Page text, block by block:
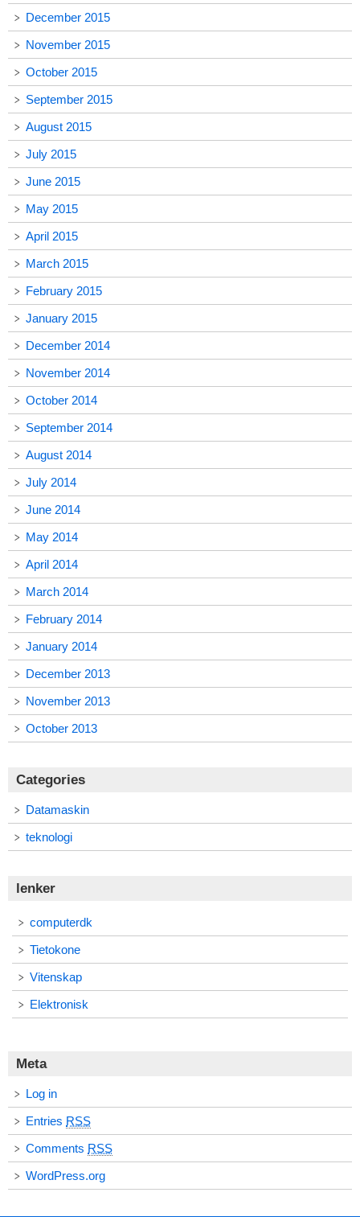
December 2015
November 2015
October 2015
September 2015
August 2015
July 2015
June 2015
May 2015
April 2015
March 2015
February 2015
January 2015
December 2014
November 2014
October 2014
September 2014
August 2014
July 2014
June 2014
May 2014
April 2014
March 2014
February 2014
January 2014
December 2013
November 2013
October 2013
Categories
Datamaskin
teknologi
lenker
computerdk
Tietokone
Vitenskap
Elektronisk
Meta
Log in
Entries RSS
Comments RSS
WordPress.org